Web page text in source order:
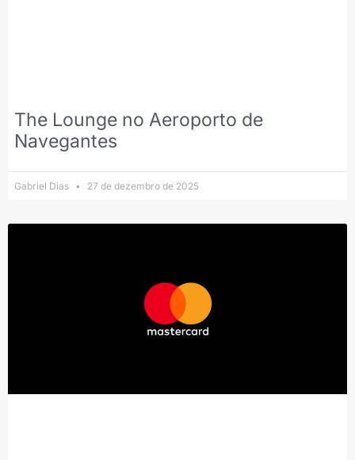
The Lounge no Aeroporto de
Navegantes
Gabriel Dias 27 de dezembro de 2025